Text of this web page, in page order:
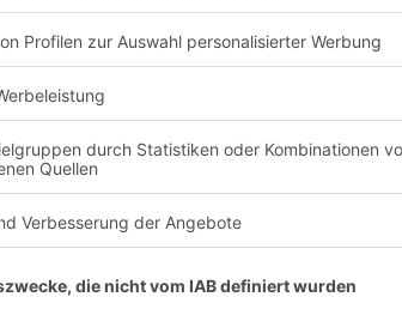
* Nachname*
Adresse*